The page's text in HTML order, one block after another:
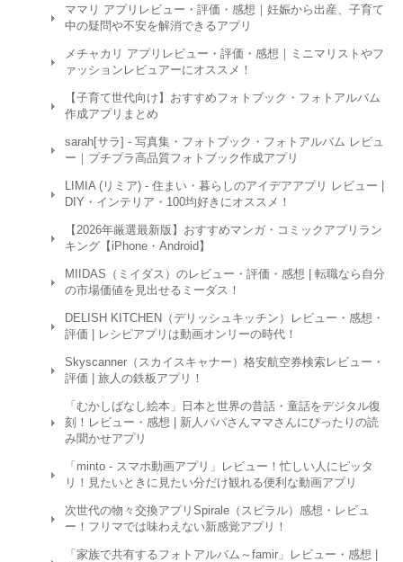
ママリ アプリレビュー・評価・感想｜妊娠から出産、子育て
中の疑問や不安を解消できるアプリ
メチャカリ アプリレビュー・評価・感想｜ミニマリストやフ
ァッションレビュアーにオススメ！
【子育て世代向け】おすすめフォトブック・フォトアルバム
作成アプリまとめ
sarah[サラ] - 写真集・フォトブック・フォトアルバム レビュ
ー｜プチプラ高品質フォトブック作成アプリ
LIMIA (リミア) - 住まい・暮らしのアイデアアプリ レビュー |
DIY・インテリア・100均好きにオススメ！
【2026年厳選最新版】おすすめマンガ・コミックアプリラン
キング【iPhone・Android】
MIIDAS（ミイダス）のレビュー・評価・感想 | 転職なら自分
の市場価値を見出せるミーダス！
DELISH KITCHEN（デリッシュキッチン）レビュー・感想・
評価 | レシピアプリは動画オンリーの時代！
Skyscanner（スカイスキャナー）格安航空券検索レビュー・
評価 | 旅人の鉄板アプリ！
「むかしばなし絵本」日本と世界の昔話・童話をデジタル復
刻！レビュー・感想 | 新人パパさんママさんにぴったりの読
み聞かせアプリ
「minto - スマホ動画アプリ」レビュー！忙しい人にピッタ
リ！見たいときに見たい分だけ観れる便利な動画アプリ
次世代の物々交換アプリSpirale（スピラル）感想・レビュ
ー！フリマでは味わえない新感覚アプリ！
「家族で共有するフォトアルバム～famir」レビュー・感想 |